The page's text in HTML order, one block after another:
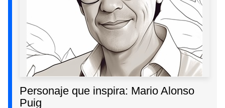
Personaje que inspira: Mario Alonso
Puig